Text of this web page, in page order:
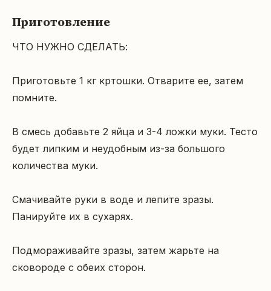
Приготовление
ЧТО НУЖНО СДЕЛАТЬ:
Приготовьте 1 кг кртошки. Отварите ее, затем
помните.
В смесь добавьте 2 яйца и 3-4 ложки муки. Тесто
будет липким и неудобным из-за большого
количества муки.
Смачивайте руки в воде и лепите зразы.
Панируйте их в сухарях.
Подмораживайте зразы, затем жарьте на
сковороде с обеих сторон.